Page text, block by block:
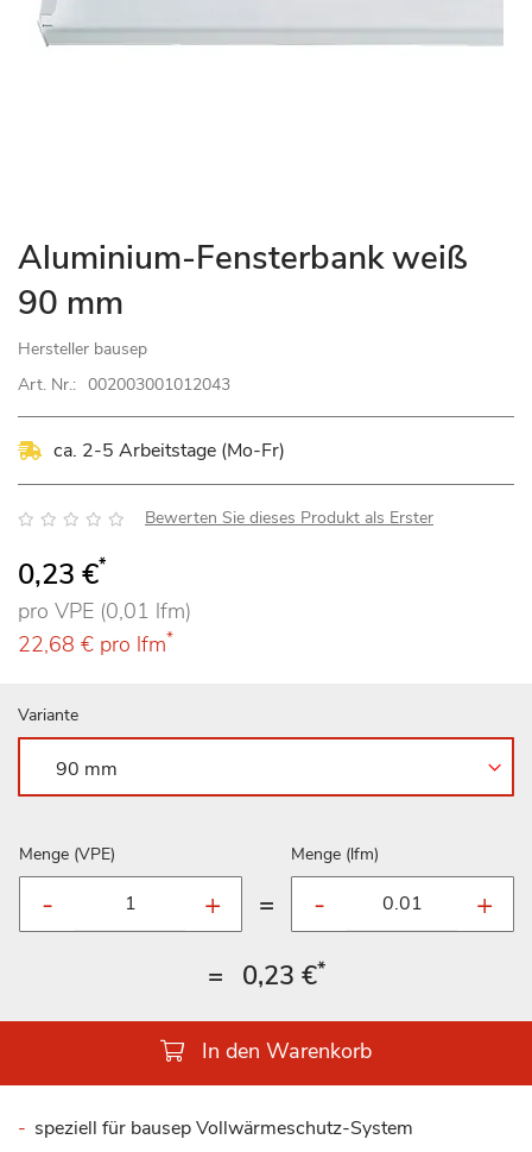
Zum
Anfang
der
springen
Aluminium-Fensterbank weiß
90 mm
Hersteller bausep
Art. Nr.: 002003001012043
ca. 2-5 Arbeitstage (Mo-Fr)
Bewertung: Bewerten Sie dieses Produkt als Erster
0,23 €*
pro VPE (0,01 lfm)
22,68 € pro lfm*
Variante
Menge (VPE)
=
Menge (lfm)
= 0,23 €*
In den Warenkorb
speziell für bausep Vollwärmeschutz-System